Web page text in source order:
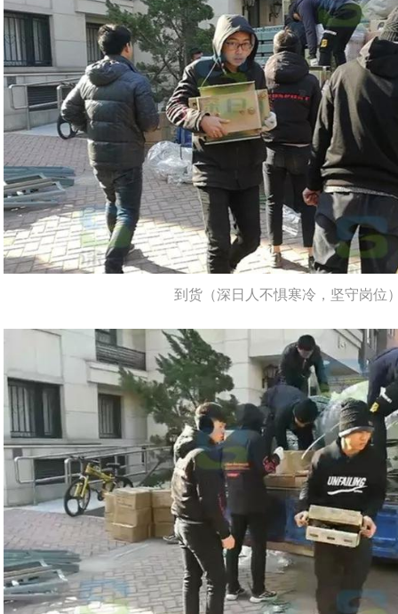
到货（深日人不惧寒冷，坚守岗位